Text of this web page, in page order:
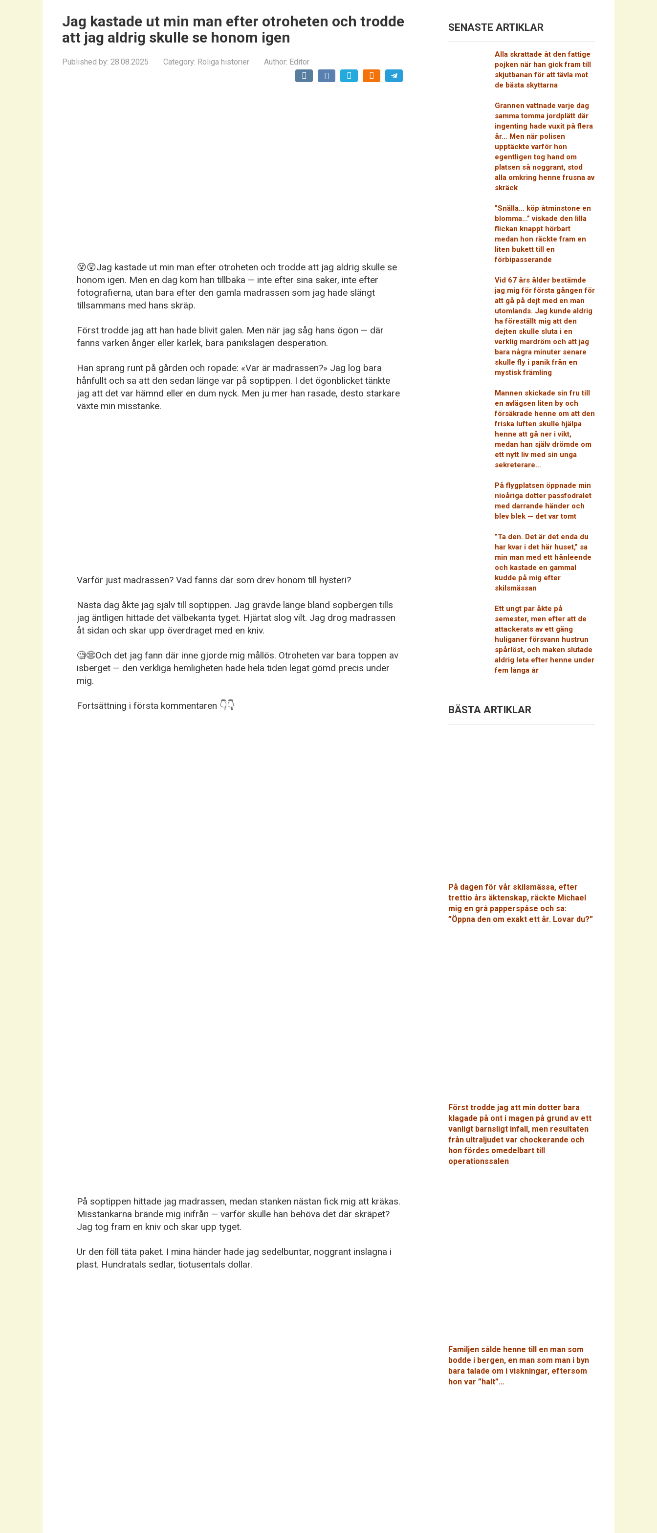
Jag kastade ut min man efter otroheten och trodde
att jag aldrig skulle se honom igen
Published by: 28.08.2025 Category: Roliga historier Author: Editor
😵😲Jag kastade ut min man efter otroheten och trodde att jag aldrig skulle se
honom igen. Men en dag kom han tillbaka — inte efter sina saker, inte efter
fotografierna, utan bara efter den gamla madrassen som jag hade slängt
tillsammans med hans skräp.
Först trodde jag att han hade blivit galen. Men när jag såg hans ögon — där
fanns varken ånger eller kärlek, bara panikslagen desperation.
Han sprang runt på gården och ropade: «Var är madrassen?» Jag log bara
hånfullt och sa att den sedan länge var på soptippen. I det ögonblicket tänkte
jag att det var hämnd eller en dum nyck. Men ju mer han rasade, desto starkare
växte min misstanke.
Varför just madrassen? Vad fanns där som drev honom till hysteri?
Nästa dag åkte jag själv till soptippen. Jag grävde länge bland sopbergen tills
jag äntligen hittade det välbekanta tyget. Hjärtat slog vilt. Jag drog madrassen
åt sidan och skar upp överdraget med en kniv.
🧐😨Och det jag fann där inne gjorde mig mållös. Otroheten var bara toppen av
isberget — den verkliga hemligheten hade hela tiden legat gömd precis under
mig.
Fortsättning i första kommentaren 👇👇
På soptippen hittade jag madrassen, medan stanken nästan fick mig att kräkas.
Misstankarna brände mig inifrån — varför skulle han behöva det där skräpet?
Jag tog fram en kniv och skar upp tyget.
Ur den föll täta paket. I mina händer hade jag sedelbuntar, noggrant inslagna i
plast. Hundratals sedlar, tiotusentals dollar.
SENASTE ARTIKLAR
Alla skrattade åt den fattige
pojken när han gick fram till
skjutbanan för att tävla mot
de bästa skyttarna
Grannen vattnade varje dag
samma tomma jordplätt där
ingenting hade vuxit på flera
år… Men när polisen
upptäckte varför hon
egentligen tog hand om
platsen så noggrant, stod
alla omkring henne frusna av
skräck
”Snälla… köp åtminstone en
blomma…” viskade den lilla
flickan knappt hörbart
medan hon räckte fram en
liten bukett till en
förbipasserande
Vid 67 års ålder bestämde
jag mig för första gången för
att gå på dejt med en man
utomlands. Jag kunde aldrig
ha föreställt mig att den
dejten skulle sluta i en
verklig mardröm och att jag
bara några minuter senare
skulle fly i panik från en
mystisk främling
Mannen skickade sin fru till
en avlägsen liten by och
försäkrade henne om att den
friska luften skulle hjälpa
henne att gå ner i vikt,
medan han själv drömde om
ett nytt liv med sin unga
sekreterare…
På flygplatsen öppnade min
nioåriga dotter passfodralet
med darrande händer och
blev blek — det var tomt
”Ta den. Det är det enda du
har kvar i det här huset,” sa
min man med ett hånleende
och kastade en gammal
kudde på mig efter
skilsmässan
Ett ungt par åkte på
semester, men efter att de
attackerats av ett gäng
huliganer försvann hustrun
spårlöst, och maken slutade
aldrig leta efter henne under
fem långa år
BÄSTA ARTIKLAR
På dagen för vår skilsmässa, efter
trettio års äktenskap, räckte Michael
mig en grå papperspåse och sa:
”Öppna den om exakt ett år. Lovar du?”
Först trodde jag att min dotter bara
klagade på ont i magen på grund av ett
vanligt barnsligt infall, men resultaten
från ultraljudet var chockerande och
hon fördes omedelbart till
operationssalen
Familjen sålde henne till en man som
bodde i bergen, en man som man i byn
bara talade om i viskningar, eftersom
hon var ”halt”…